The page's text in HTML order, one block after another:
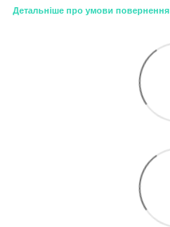
Детальніше про умови повернення